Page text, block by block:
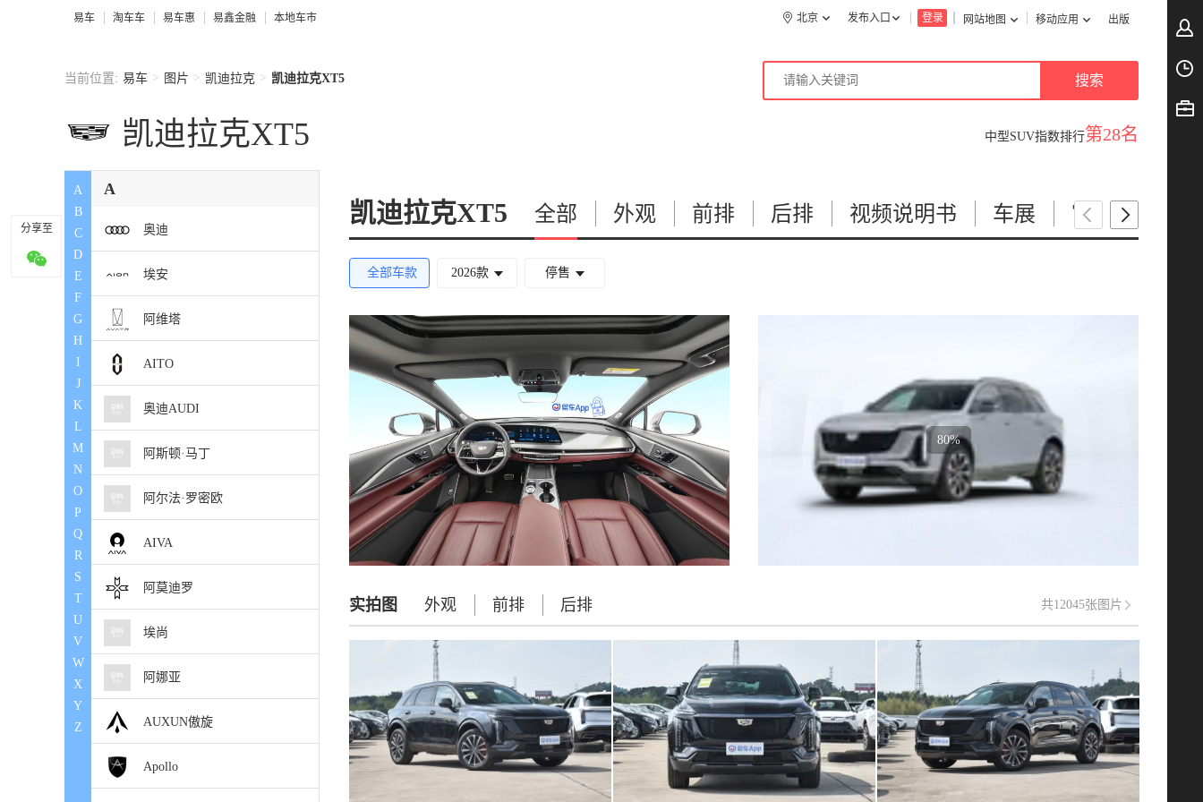
易车 淘车车 易车惠 易鑫金融 本地车市 网站地图 移动应用 出版
登录
发布入口
北京
当前位置: 易车 > 图片 > 凯迪拉克 > 凯迪拉克XT5
凯迪拉克XT5 中型SUV指数排行第28名
A
B
C
D
E
F
G
H
I
J
K
L
M
N
O
P
Q
R
S
T
U
V
W
X
Y
Z
A
奥迪
埃安
阿维塔
AITO
奥迪AUDI
阿斯顿·马丁
阿尔法·罗密欧
AIVA
阿莫迪罗
埃尚
阿娜亚
AUXUN傲旋
Apollo
凯迪拉克XT5 全部 外观 前排 后排 视频说明书 车展 官方
全部车款 2026款 停售
80%
实拍图 外观 前排 后排 共12045张图片
分享至